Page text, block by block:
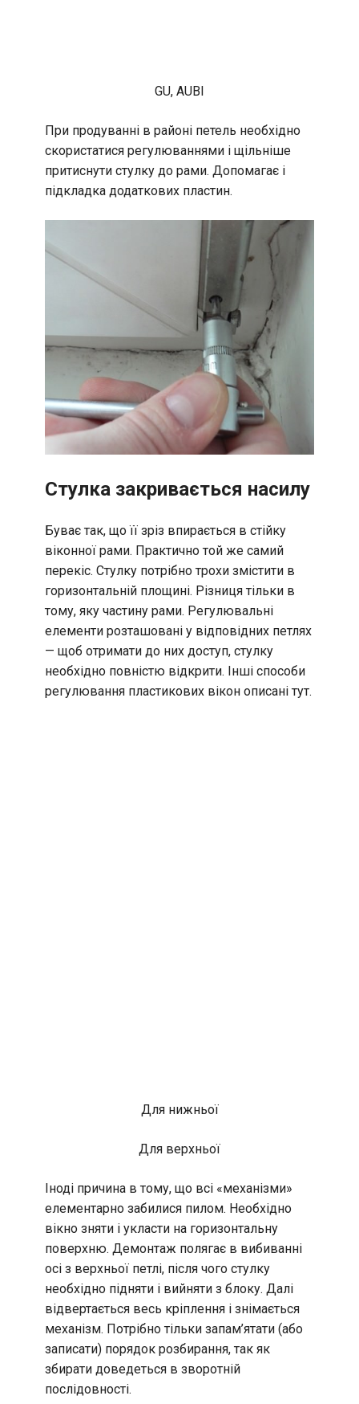
GU, AUBI
При продуванні в районі петель необхідно
скористатися регулюваннями і щільніше
притиснути стулку до рами. Допомагає і
підкладка додаткових пластин.
Стулка закривається насилу
Буває так, що її зріз впирається в стійку
віконної рами. Практично той же самий
перекіс. Стулку потрібно трохи змістити в
горизонтальній площині. Різниця тільки в
тому, яку частину рами. Регулювальні
елементи розташовані у відповідних петлях
— щоб отримати до них доступ, стулку
необхідно повністю відкрити. Інші способи
регулювання пластикових вікон описані тут.
Для нижньої
Для верхньої
Іноді причина в тому, що всі «механізми»
елементарно забилися пилом. Необхідно
вікно зняти і укласти на горизонтальну
поверхню. Демонтаж полягає в вибиванні
осі з верхньої петлі, після чого стулку
необхідно підняти і вийняти з блоку. Далі
відвертається весь кріплення і знімається
механізм. Потрібно тільки запам’ятати (або
записати) порядок розбирання, так як
збирати доведеться в зворотній
послідовності.